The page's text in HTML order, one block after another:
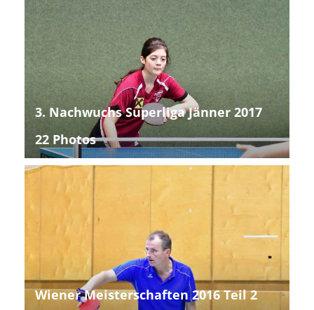
3. Nachwuchs Superliga Jänner 2017
22 Photos
Wiener Meisterschaften 2016 Teil 2